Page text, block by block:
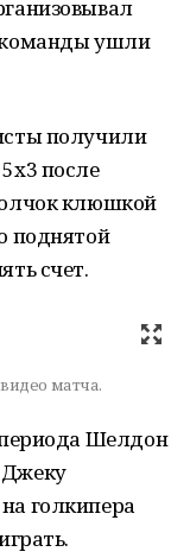
команды ушли
получили
после
клюшкой
поднятой
счет.
матча.
периода Шелдон
голкипера